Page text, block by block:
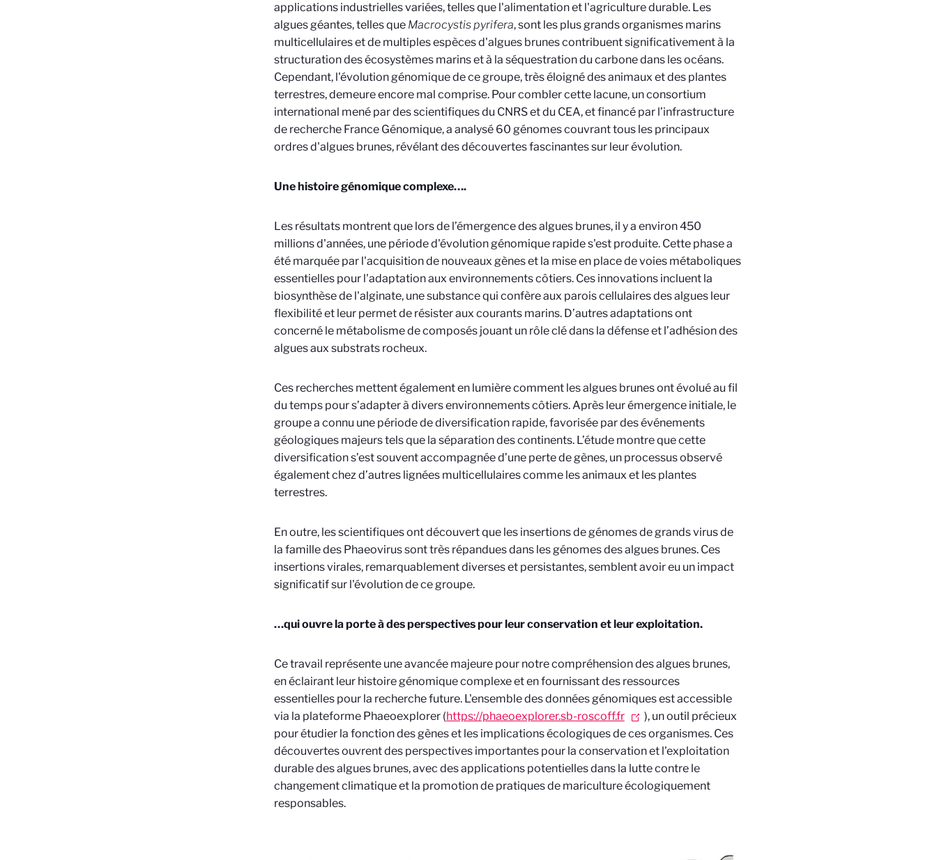
applications industrielles variées, telles que l'alimentation et l'agriculture durable. Les
algues géantes, telles que Macrocystis pyrifera, sont les plus grands organismes marins
multicellulaires et de multiples espèces d'algues brunes contribuent significativement à la
structuration des écosystèmes marins et à la séquestration du carbone dans les océans.
Cependant, l'évolution génomique de ce groupe, très éloigné des animaux et des plantes
terrestres, demeure encore mal comprise. Pour combler cette lacune, un consortium
international mené par des scientifiques du CNRS et du CEA, et financé par l’infrastructure
de recherche France Génomique, a analysé 60 génomes couvrant tous les principaux
ordres d'algues brunes, révélant des découvertes fascinantes sur leur évolution.
Une histoire génomique complexe….
Les résultats montrent que lors de l’émergence des algues brunes, il y a environ 450
millions d'années, une période d'évolution génomique rapide s'est produite. Cette phase a
été marquée par l'acquisition de nouveaux gènes et la mise en place de voies métaboliques
essentielles pour l'adaptation aux environnements côtiers. Ces innovations incluent la
biosynthèse de l'alginate, une substance qui confère aux parois cellulaires des algues leur
flexibilité et leur permet de résister aux courants marins. D’autres adaptations ont
concerné le métabolisme de composés jouant un rôle clé dans la défense et l’adhésion des
algues aux substrats rocheux.
Ces recherches mettent également en lumière comment les algues brunes ont évolué au fil
du temps pour s’adapter à divers environnements côtiers. Après leur émergence initiale, le
groupe a connu une période de diversification rapide, favorisée par des événements
géologiques majeurs tels que la séparation des continents. L’étude montre que cette
diversification s’est souvent accompagnée d’une perte de gènes, un processus observé
également chez d’autres lignées multicellulaires comme les animaux et les plantes
terrestres.
En outre, les scientifiques ont découvert que les insertions de génomes de grands virus de
la famille des Phaeovirus sont très répandues dans les génomes des algues brunes. Ces
insertions virales, remarquablement diverses et persistantes, semblent avoir eu un impact
significatif sur l'évolution de ce groupe.
…qui ouvre la porte à des perspectives pour leur conservation et leur exploitation.
Ce travail représente une avancée majeure pour notre compréhension des algues brunes,
en éclairant leur histoire génomique complexe et en fournissant des ressources
essentielles pour la recherche future. L'ensemble des données génomiques est accessible
via la plateforme Phaeoexplorer (https://phaeoexplorer.sb-roscoff.fr
), un outil précieux
pour étudier la fonction des gènes et les implications écologiques de ces organismes. Ces
découvertes ouvrent des perspectives importantes pour la conservation et l'exploitation
durable des algues brunes, avec des applications potentielles dans la lutte contre le
changement climatique et la promotion de pratiques de mariculture écologiquement
responsables.